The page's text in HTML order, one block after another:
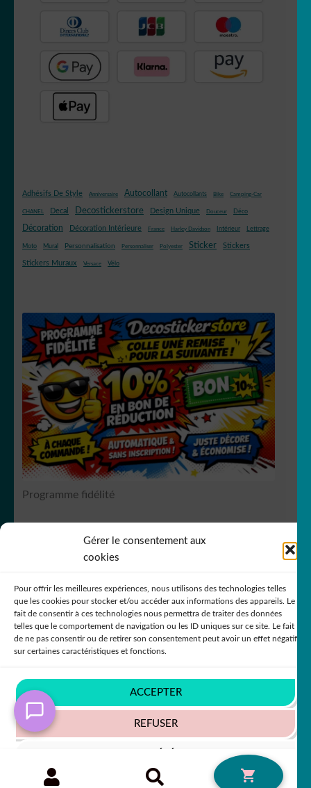
Gérer le consentement aux
cookies
Pour offrir les meilleures expériences, nous utilisons des technologies telles
que les cookies pour stocker et/ou accéder aux informations des appareils. Le
fait de consentir à ces technologies nous permettra de traiter des données
telles que le comportement de navigation ou les ID uniques sur ce site. Le fait
de ne pas consentir ou de retirer son consentement peut avoir un effet négatif
sur certaines caractéristiques et fonctions.
ACCEPTER
REFUSER
Politique de confidentialité
Adhésifs De Style Anniversaire Autocollant Autocollants Bike Camping-Car
CHANEL Decal Decostickerstore Design Unique Douceur Déco
Décoration Décoration Intérieure France Harley Davidson Intérieur Lettrage
Moto Mural Personnalisation Personnaliser Polyester Sticker Stickers
Stickers Muraux Versace Vélo
Programme fidélité
RCS Bergerac SIREN 751
© DecoStickerStore 2026
Politique de confidentialité
Recherche
RECHERCHE